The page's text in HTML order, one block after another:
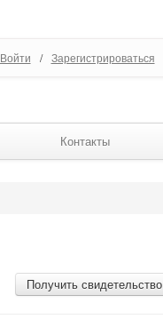
Войти / Зарегистрироваться
Контакты
Получить свидетельство